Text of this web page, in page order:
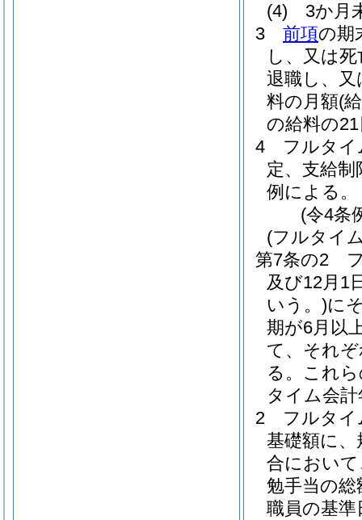
(4)
3か月
3
前項の期
し、又は
退職し、
料の月額(
の給料の
4
フルタイ
定、支給
例による。
(令4条
(フルタイ
第7条の2
及び12月1
いう。)に
期が6月以
て、それ
る。 これ
タイム会
2
フルタイ
基礎額に
合におい
勉手当の
職員の基準